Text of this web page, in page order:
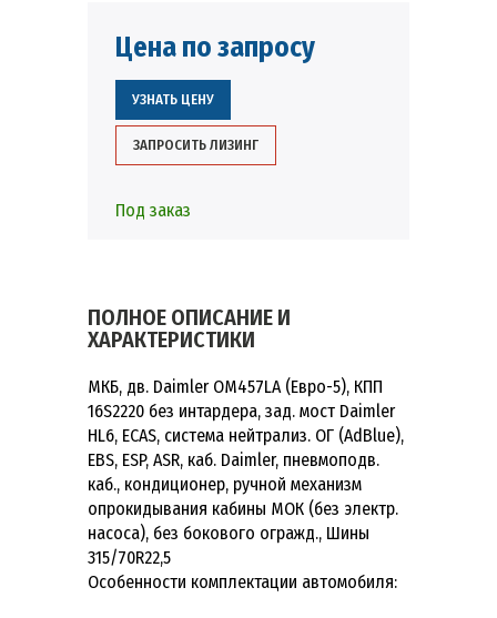
Цена по запросу
УЗНАТЬ ЦЕНУ
ЗАПРОСИТЬ ЛИЗИНГ
Под заказ
ПОЛНОЕ ОПИСАНИЕ И
ХАРАКТЕРИСТИКИ
МКБ, дв. Daimler OM457LA (Евро-5), КПП
16S2220 без интардера, зад. мост Daimler
HL6, ECAS, система нейтрализ. ОГ (AdBlue),
EBS, ESP, ASR, каб. Daimler, пневмоподв.
каб., кондиционер, ручной механизм
опрокидывания кабины МОК (без электр.
насоса), без бокового огражд., Шины
315/70R22,5
Особенности комплектации автомобиля: